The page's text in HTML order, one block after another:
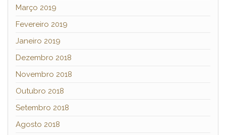
Março 2019
Fevereiro 2019
Janeiro 2019
Dezembro 2018
Novembro 2018
Outubro 2018
Setembro 2018
Agosto 2018